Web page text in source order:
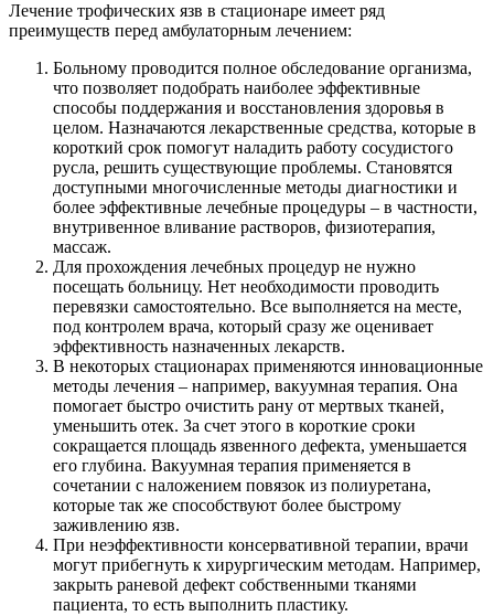
Лечение трофических язв в стационаре имеет ряд
преимуществ перед амбулаторным лечением:
Больному проводится полное обследование организма,
что позволяет подобрать наиболее эффективные
способы поддержания и восстановления здоровья в
целом. Назначаются лекарственные средства, которые в
короткий срок помогут наладить работу сосудистого
русла, решить существующие проблемы. Становятся
доступными многочисленные методы диагностики и
более эффективные лечебные процедуры – в частности,
внутривенное вливание растворов, физиотерапия,
массаж.
Для прохождения лечебных процедур не нужно
посещать больницу. Нет необходимости проводить
перевязки самостоятельно. Все выполняется на месте,
под контролем врача, который сразу же оценивает
эффективность назначенных лекарств.
В некоторых стационарах применяются инновационные
методы лечения – например, вакуумная терапия. Она
помогает быстро очистить рану от мертвых тканей,
уменьшить отек. За счет этого в короткие сроки
сокращается площадь язвенного дефекта, уменьшается
его глубина. Вакуумная терапия применяется в
сочетании с наложением повязок из полиуретана,
которые так же способствуют более быстрому
заживлению язв.
При неэффективности консервативной терапии, врачи
могут прибегнуть к хирургическим методам. Например,
закрыть раневой дефект собственными тканями
пациента, то есть выполнить пластику.